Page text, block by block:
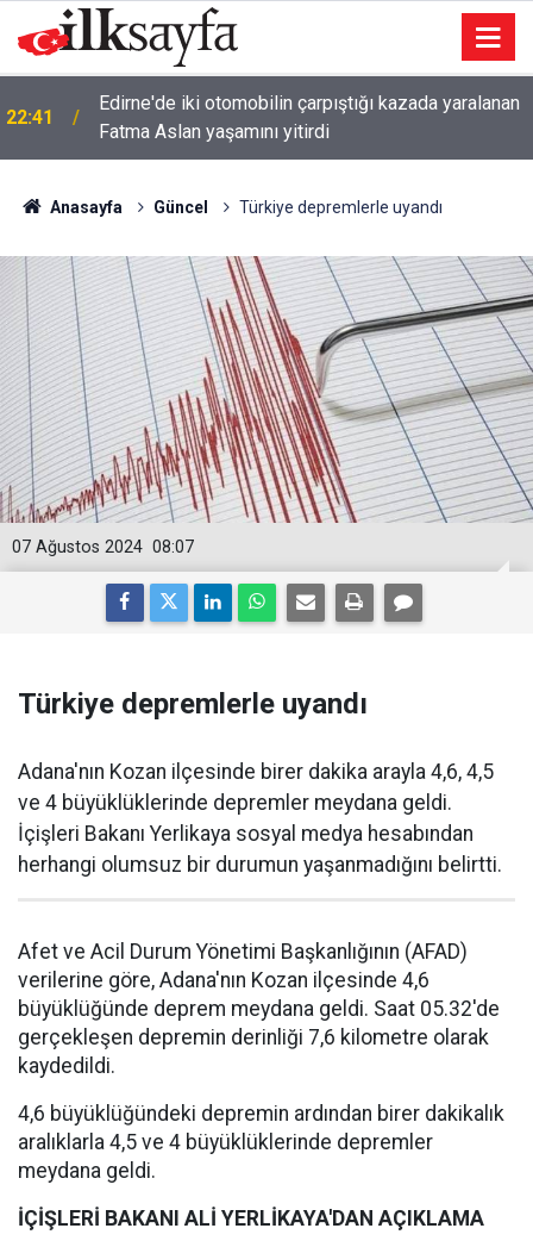
22:41
Edirne'de iki otomobilin çarpıştığı kazada yaralanan
Fatma Aslan yaşamını yitirdi
Anasayfa Güncel Türkiye depremlerle uyandı
08:07
07 Ağustos 2024
Türkiye depremlerle uyandı
Adana'nın Kozan ilçesinde birer dakika arayla 4,6, 4,5
ve 4 büyüklüklerinde depremler meydana geldi.
İçişleri Bakanı Yerlikaya sosyal medya hesabından
herhangi olumsuz bir durumun yaşanmadığını belirtti.
Afet ve Acil Durum Yönetimi Başkanlığının (AFAD)
verilerine göre, Adana'nın Kozan ilçesinde 4,6
büyüklüğünde deprem meydana geldi. Saat 05.32'de
gerçekleşen depremin derinliği 7,6 kilometre olarak
kaydedildi.
4,6 büyüklüğündeki depremin ardından birer dakikalık
aralıklarla 4,5 ve 4 büyüklüklerinde depremler
meydana geldi.
İÇİŞLERİ BAKANI ALİ YERLİKAYA'DAN AÇIKLAMA